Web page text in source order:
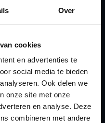
Over
cookies
en advertenties te
social media te bieden
Ook delen we
onze site met onze
en analyse. Deze
combineren met andere
Overdracht vanuit
Overgang naar
Stamrecht BV
P
Pensioen BV
Pensioen BV bij
overlijden